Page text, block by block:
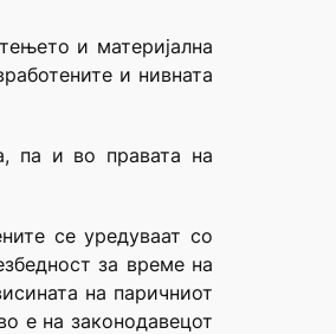
и материјална
и нивната
па и во правата на
се уредуваат со
за време на
на паричниот
е на законодавецот